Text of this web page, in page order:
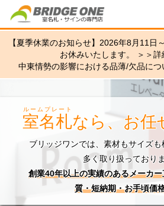
【夏季休業のお知らせ】2026年8月11日
お休みいたします。 ＞＞詳
室名札
ルームプレート
なら、お任
ブリッジワンでは、素材もサイズ
多く取り扱っておりま
創業40年以上の実績のあるメーカ
質・短納期・お手頃価